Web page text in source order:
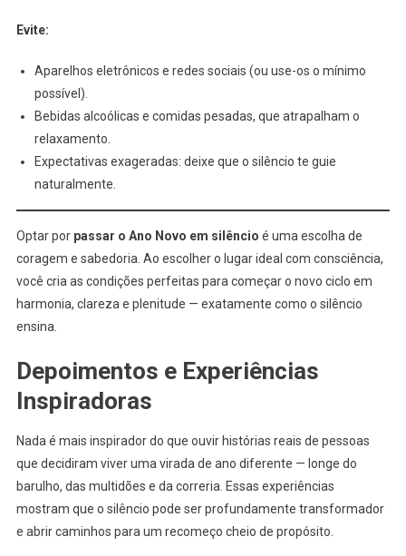
Evite:
Aparelhos eletrônicos e redes sociais (ou use-os o mínimo
possível).
Bebidas alcoólicas e comidas pesadas, que atrapalham o
relaxamento.
Expectativas exageradas: deixe que o silêncio te guie
naturalmente.
Optar por passar o Ano Novo em silêncio é uma escolha de
coragem e sabedoria. Ao escolher o lugar ideal com consciência,
você cria as condições perfeitas para começar o novo ciclo em
harmonia, clareza e plenitude — exatamente como o silêncio
ensina.
Depoimentos e Experiências
Inspiradoras
Nada é mais inspirador do que ouvir histórias reais de pessoas
que decidiram viver uma virada de ano diferente — longe do
barulho, das multidões e da correria. Essas experiências
mostram que o silêncio pode ser profundamente transformador
e abrir caminhos para um recomeço cheio de propósito.